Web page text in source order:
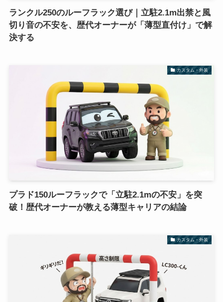
ランクル250のルーフラック選び｜立駐2.1m出禁と風
切り音の不安を、歴代オーナーが「薄型直付け」で解
決する
カスタム・外装
プラド150ルーフラックで「立駐2.1mの不安」を突
破！歴代オーナーが教える薄型キャリアの結論
カスタム・外装